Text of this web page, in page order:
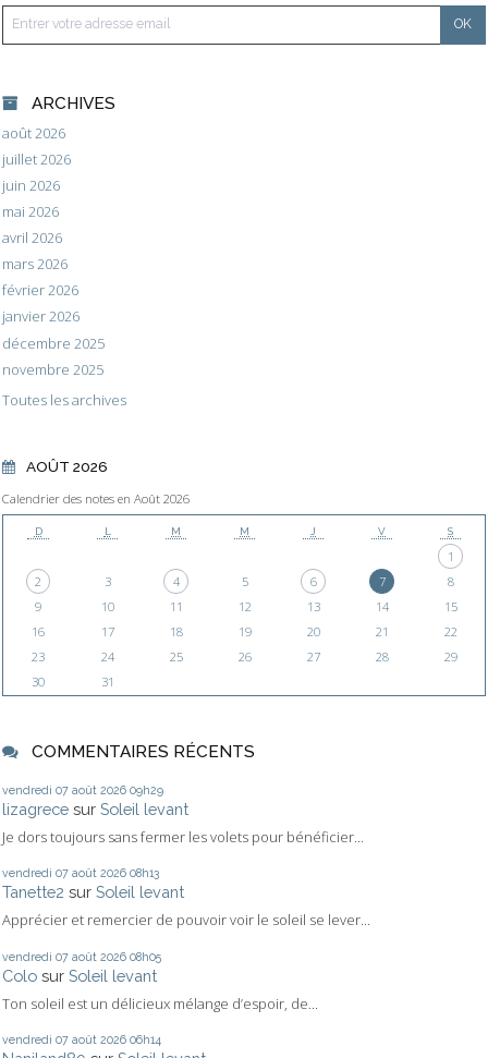
ARCHIVES
août 2026
juillet 2026
juin 2026
mai 2026
avril 2026
mars 2026
février 2026
janvier 2026
décembre 2025
novembre 2025
Toutes les archives
AOÛT 2026
Calendrier des notes en Août 2026
D L M M J V S
1
2
3 4 5 6 7
8
9
10 11 12 13 14
15
16
17 18 19 20 21
22
23
24 25 26 27 28
29
30
31
COMMENTAIRES RÉCENTS
vendredi 07 août 2026 09h29
lizagrece sur Soleil levant
Je dors toujours sans fermer les volets pour bénéficier...
vendredi 07 août 2026 08h13
Tanette2 sur Soleil levant
Apprécier et remercier de pouvoir voir le soleil se lever...
vendredi 07 août 2026 08h05
Colo sur Soleil levant
Ton soleil est un délicieux mélange d’espoir, de...
vendredi 07 août 2026 06h14